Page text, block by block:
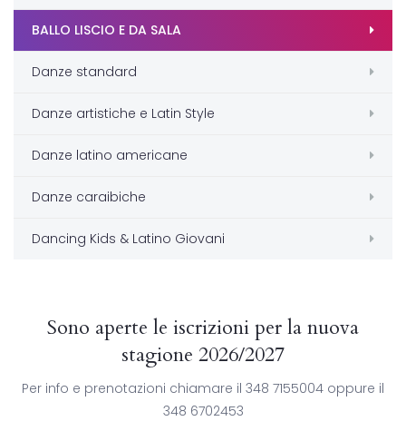
BALLO LISCIO E DA SALA
Danze standard
Danze artistiche e Latin Style
Danze latino americane
Danze caraibiche
Dancing Kids & Latino Giovani
Sono aperte le iscrizioni per la nuova
stagione 2026/2027
Per info e prenotazioni chiamare il 348 7155004 oppure il
348 6702453